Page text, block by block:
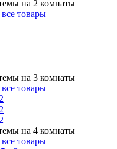
на 2 комнаты
товары
на 3 комнаты
товары
на 4 комнаты
товары